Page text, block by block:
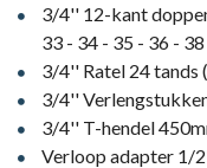
3/4'' 12-kant
33 - 34 - 35 - 36 -
3/4'' Ratel 24 tands
3/4''
3/4'' T-hendel
Verloop adapter 1/